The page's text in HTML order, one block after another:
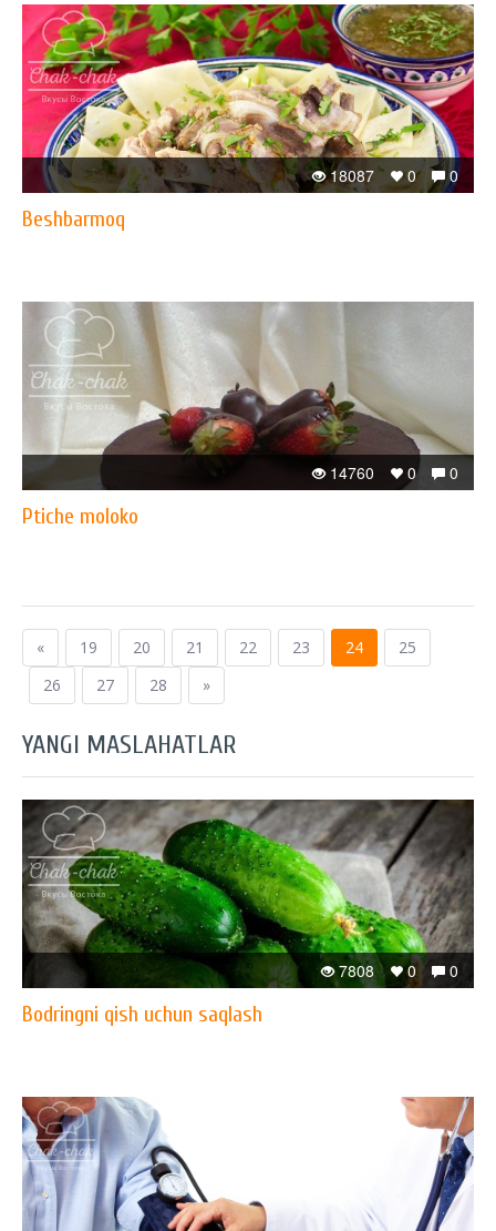
0
0
18087
Beshbarmoq
0
0
14760
Ptiche moloko
« 19 20 21 22 23 24
25
26
27 28 »
YANGI MASLAHATLAR
0
0
7808
Bodringni qish uchun saqlash